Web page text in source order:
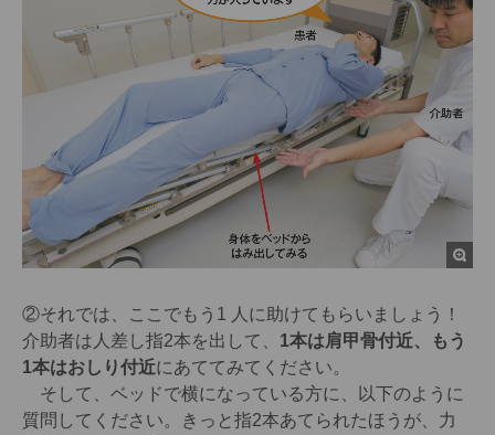
②それでは、ここでもう1 人に助けてもらいましょう！
介助者は人差し指2本を出して、 1本は肩甲骨付近、もう
1本はおしり付近にあててみてください。
そして、ベッドで横になっている方に、以下のように
質問してください。きっと指2本あてられたほうが、力